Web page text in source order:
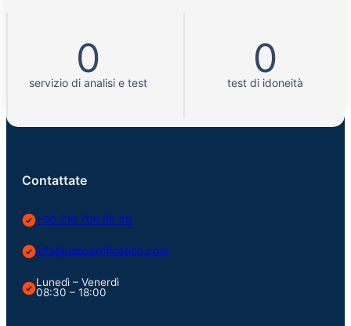
0
servizio di analisi e test
0
test di idoneità
Contattate
+90 216 706 95 46
info@usbcertification.com
Lunedì – Venerdì
08:30 – 18:00